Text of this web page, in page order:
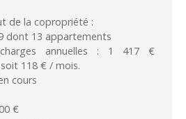
de la copropriété :
dont 13 appartements
annuelles : 1 417 €
118 € / mois.
cours
€